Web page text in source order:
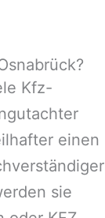
Kfz-
einen
sie